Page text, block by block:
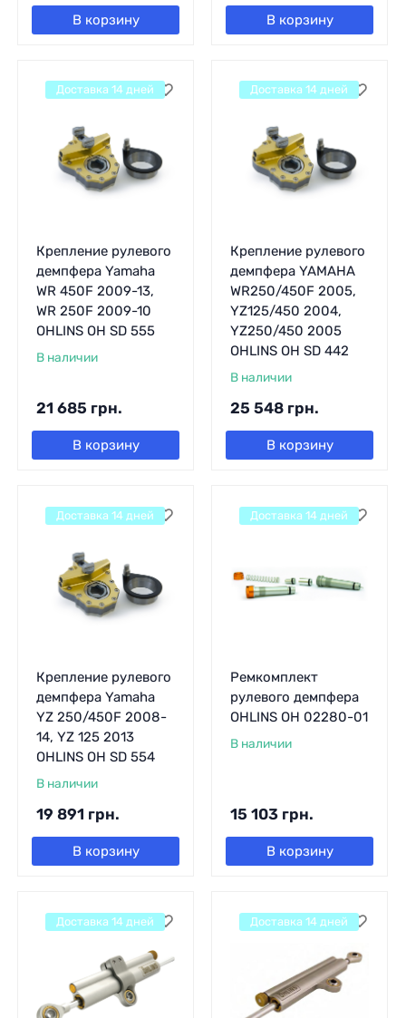
В корзину В корзину
Крепление рулевого
демпфера Yamaha
WR 450F 2009-13,
WR 250F 2009-10
OHLINS OH SD 555
В наличии
21 685 грн.
В корзину
Доставка 14 дней
Крепление рулевого
демпфера YAMAHA
WR250/450F 2005,
YZ125/450 2004,
YZ250/450 2005
OHLINS OH SD 442
В наличии
25 548 грн.
В корзину
Доставка 14 дней
Крепление рулевого
демпфера Yamaha
YZ 250/450F 2008-
14, YZ 125 2013
OHLINS OH SD 554
В наличии
19 891 грн.
В корзину
Доставка 14 дней
Ремкомплект
рулевого демпфера
OHLINS OH 02280-01
В наличии
15 103 грн.
В корзину
Доставка 14 дней
Доставка 14 дней Доставка 14 дней